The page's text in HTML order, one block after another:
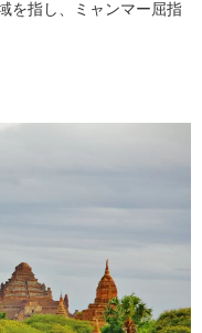
を指し、ミャンマー屈指